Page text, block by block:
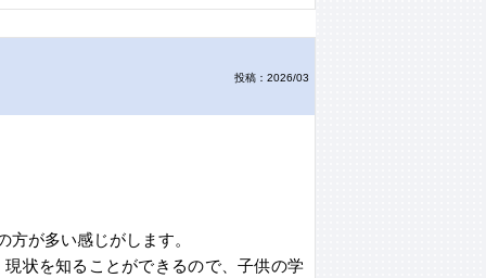
投稿：2026/03
が多い感じがします。
状を知ることができるので、子供の学